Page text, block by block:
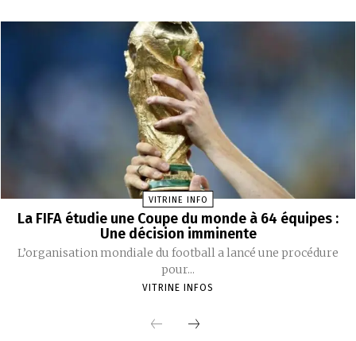
VITRINE INFO
La FIFA étudie une Coupe du monde à 64 équipes :
Une décision imminente
L’organisation mondiale du football a lancé une procédure
pour...
VITRINE INFOS